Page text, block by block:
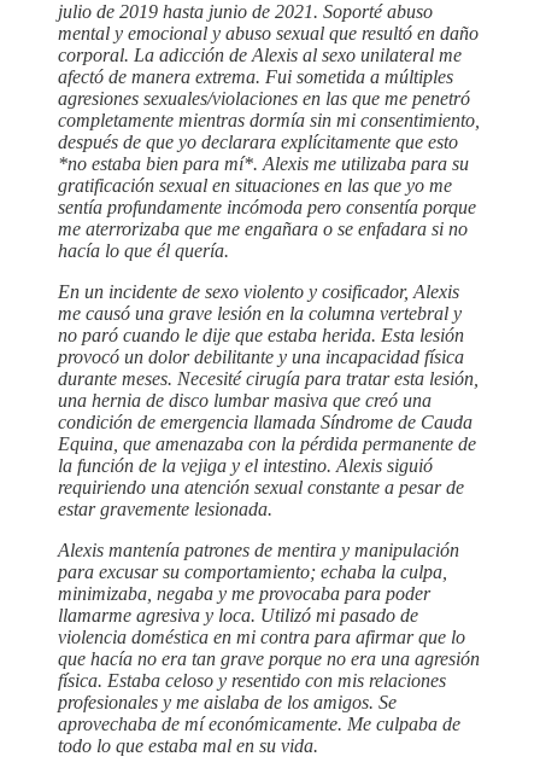
julio de 2019 hasta junio de 2021. Soporté abuso
mental y emocional y abuso sexual que resultó en daño
corporal. La adicción de Alexis al sexo unilateral me
afectó de manera extrema. Fui sometida a múltiples
agresiones sexuales/violaciones en las que me penetró
completamente mientras dormía sin mi consentimiento,
después de que yo declarara explícitamente que esto
*no estaba bien para mí*. Alexis me utilizaba para su
gratificación sexual en situaciones en las que yo me
sentía profundamente incómoda pero consentía porque
me aterrorizaba que me engañara o se enfadara si no
hacía lo que él quería.
En un incidente de sexo violento y cosificador, Alexis
me causó una grave lesión en la columna vertebral y
no paró cuando le dije que estaba herida. Esta lesión
provocó un dolor debilitante y una incapacidad física
durante meses. Necesité cirugía para tratar esta lesión,
una hernia de disco lumbar masiva que creó una
condición de emergencia llamada Síndrome de Cauda
Equina, que amenazaba con la pérdida permanente de
la función de la vejiga y el intestino. Alexis siguió
requiriendo una atención sexual constante a pesar de
estar gravemente lesionada.
Alexis mantenía patrones de mentira y manipulación
para excusar su comportamiento; echaba la culpa,
minimizaba, negaba y me provocaba para poder
llamarme agresiva y loca. Utilizó mi pasado de
violencia doméstica en mi contra para afirmar que lo
que hacía no era tan grave porque no era una agresión
física. Estaba celoso y resentido con mis relaciones
profesionales y me aislaba de los amigos. Se
aprovechaba de mí económicamente. Me culpaba de
todo lo que estaba mal en su vida.